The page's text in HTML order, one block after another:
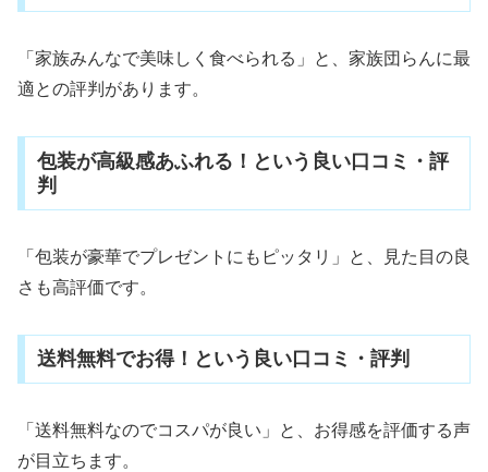
「家族みんなで美味しく食べられる」と、家族団らんに最
適との評判があります。
包装が高級感あふれる！という良い口コミ・評
判
「包装が豪華でプレゼントにもピッタリ」と、見た目の良
さも高評価です。
送料無料でお得！という良い口コミ・評判
「送料無料なのでコスパが良い」と、お得感を評価する声
が目立ちます。